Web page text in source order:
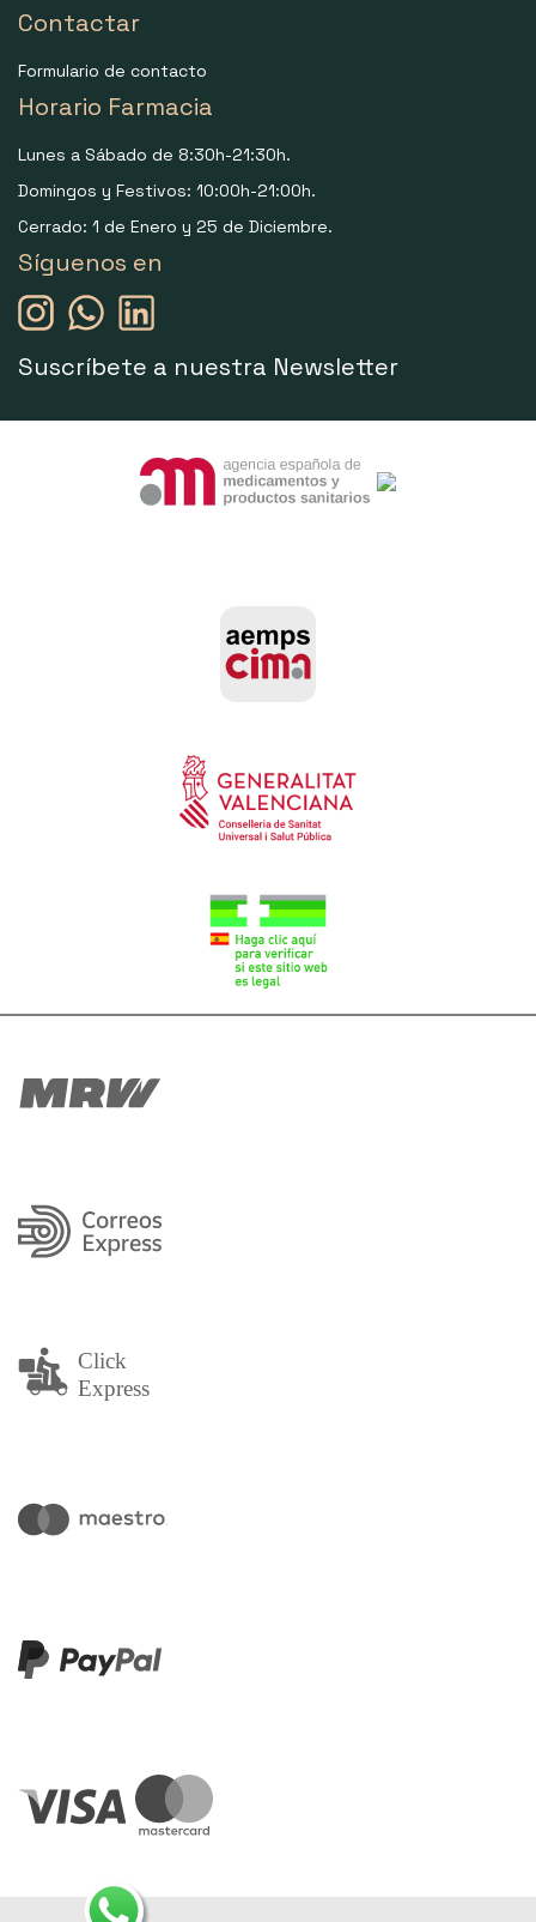
Contactar
Formulario de contacto
Horario Farmacia
Lunes a Sábado de 8:30h-21:30h.
Domingos y Festivos: 10:00h-21:00h.
Cerrado: 1 de Enero y 25 de Diciembre.
Síguenos en
Suscríbete a nuestra Newsletter